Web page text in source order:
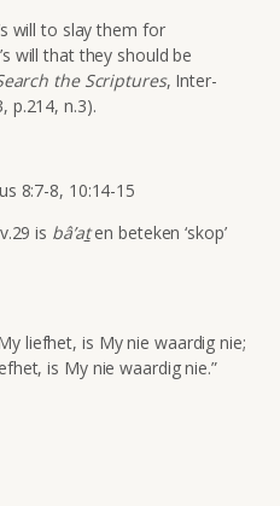
will to slay them for
will that they should be
the Scriptures, Inter-
p.214, n.3).
8:7-8, 10:14-15
is bâ’aten beteken ‘skop’
liefhet, is My nie waardig nie;
is My nie waardig nie.”